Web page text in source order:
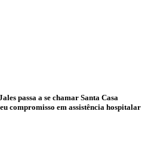
passa a se chamar Santa Casa
compromisso em assistência hospitalar